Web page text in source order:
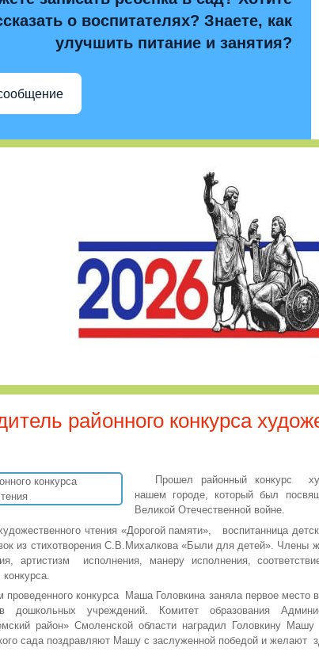
о воспитателях? Знаете, как
улучшить питание и занятия?
районного конкурса
Прошел районный конкурс
нашем городе, который был
Великой Отечественной войне.
чтения «Дорогой памяти», воспитанница
из стихотворения С.В.Михалкова «Были для детей». Члены
артистизм исполнения, манеру исполнения,
проведенного конкурса Маша Головкина заняла первое место
дошкольных учреждений. Комитет образования
район» Смоленской области наградил Головкину
сада поздравляют Машу с заслуженной победой и желают